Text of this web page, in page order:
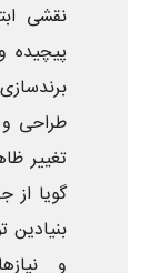
نقشی
پیچیده
طراحی
تغییر
گویا از
بنیادین
و